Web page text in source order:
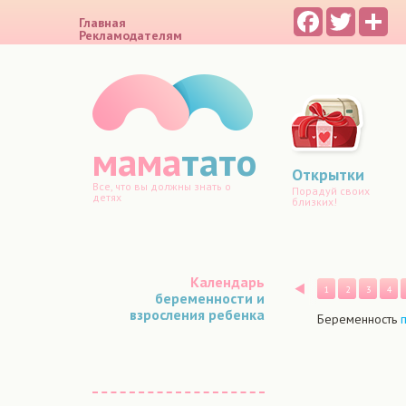
Главная
Рекламодателям
FacebookTwitter
маматато
Все, что вы должны знать о
детях
Открытки
Порадуй своих
близких!
Календарь
беременности и
взросления ребенка
Назад
1 2 3 4
Беременность